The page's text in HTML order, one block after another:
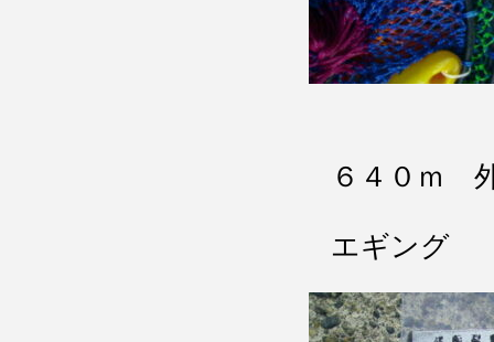
６４０ｍ
エギング